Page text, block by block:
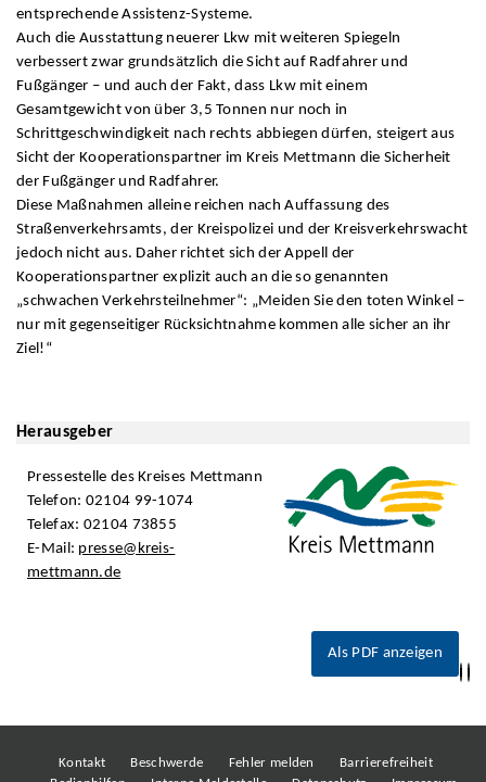
entsprechende Assistenz-Systeme.
Auch die Ausstattung neuerer Lkw mit weiteren Spiegeln
verbessert zwar grundsätzlich die Sicht auf Radfahrer und
Fußgänger – und auch der Fakt, dass Lkw mit einem
Gesamtgewicht von über 3,5 Tonnen nur noch in
Schrittgeschwindigkeit nach rechts abbiegen dürfen, steigert aus
Sicht der Kooperationspartner im Kreis Mettmann die Sicherheit
der Fußgänger und Radfahrer.
Diese Maßnahmen alleine reichen nach Auffassung des
Straßenverkehrsamts, der Kreispolizei und der Kreisverkehrswacht
jedoch nicht aus. Daher richtet sich der Appell der
Kooperationspartner explizit auch an die so genannten
„schwachen Verkehrsteilnehmer“: „Meiden Sie den toten Winkel –
nur mit gegenseitiger Rücksichtnahme kommen alle sicher an ihr
Ziel!“
Herausgeber
Pressestelle des Kreises Mettmann
Telefon: 02104 99-1074
Telefax: 02104 73855
E-Mail: presse@kreis-
mettmann.de
Als PDF anzeigen
Kontakt Beschwerde Fehler melden
Barrierefreiheit